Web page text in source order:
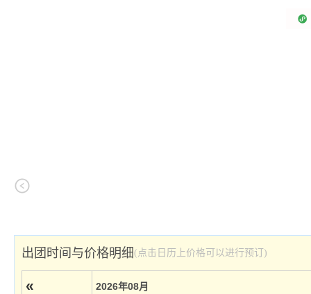
出团时间与价格明细(点击日历上价格可以进行预订)
« 2026年08月